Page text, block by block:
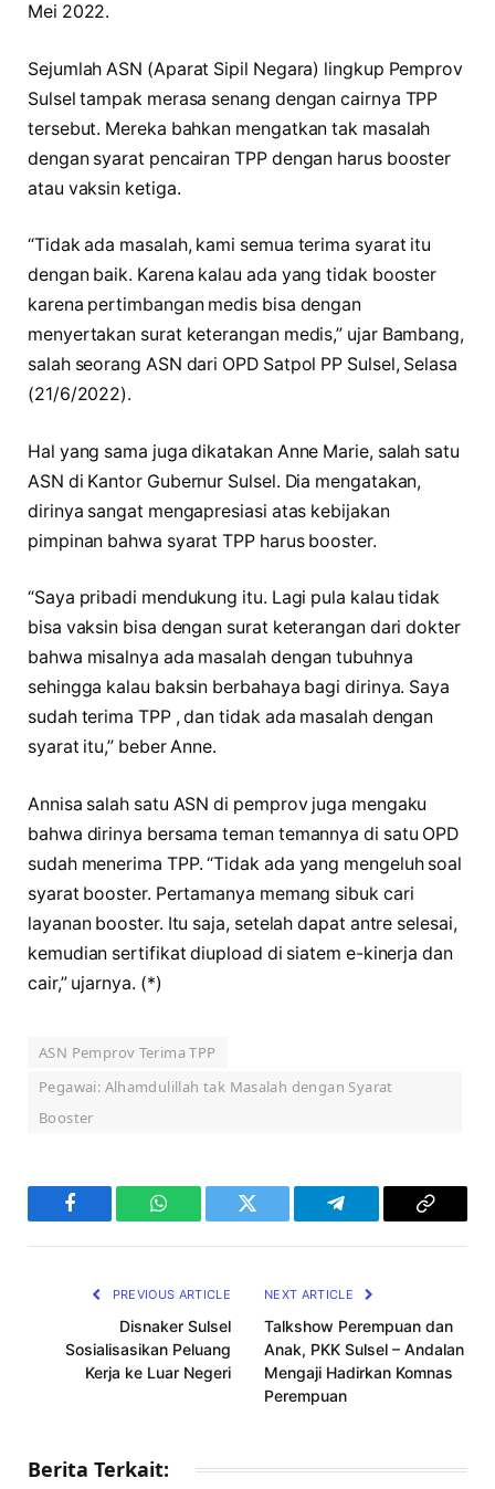
Mei 2022.
Sejumlah ASN (Aparat Sipil Negara) lingkup Pemprov
Sulsel tampak merasa senang dengan cairnya TPP
tersebut. Mereka bahkan mengatkan tak masalah
dengan syarat pencairan TPP dengan harus booster
atau vaksin ketiga.
“Tidak ada masalah, kami semua terima syarat itu
dengan baik. Karena kalau ada yang tidak booster
karena pertimbangan medis bisa dengan
menyertakan surat keterangan medis,” ujar Bambang,
salah seorang ASN dari OPD Satpol PP Sulsel, Selasa
(21/6/2022).
Hal yang sama juga dikatakan Anne Marie, salah satu
ASN di Kantor Gubernur Sulsel. Dia mengatakan,
dirinya sangat mengapresiasi atas kebijakan
pimpinan bahwa syarat TPP harus booster.
“Saya pribadi mendukung itu. Lagi pula kalau tidak
bisa vaksin bisa dengan surat keterangan dari dokter
bahwa misalnya ada masalah dengan tubuhnya
sehingga kalau baksin berbahaya bagi dirinya. Saya
sudah terima TPP , dan tidak ada masalah dengan
syarat itu,” beber Anne.
Annisa salah satu ASN di pemprov juga mengaku
bahwa dirinya bersama teman temannya di satu OPD
sudah menerima TPP. “Tidak ada yang mengeluh soal
syarat booster. Pertamanya memang sibuk cari
layanan booster. Itu saja, setelah dapat antre selesai,
kemudian sertifikat diupload di siatem e-kinerja dan
cair,” ujarnya. (*)
ASN Pemprov Terima TPP
Pegawai: Alhamdulillah tak Masalah dengan Syarat
Booster
Facebook WhatsAppTwitter Telegram
Copy
PREVIOUS ARTICLE
Disnaker Sulsel
Sosialisasikan Peluang
Kerja ke Luar Negeri
NEXT ARTICLE
Talkshow Perempuan dan
Anak, PKK Sulsel – Andalan
Mengaji Hadirkan Komnas
Perempuan
Berita Terkait: